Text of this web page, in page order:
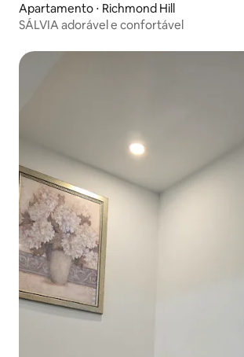
Apartamento ⋅ Richmond Hill
SÁLVIA adorável e confortável